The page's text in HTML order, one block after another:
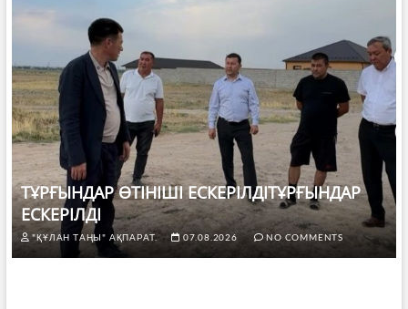
ТҰРҒЫНДАР ӨТІНІШІ ЕСКЕРІЛДІТҰРҒЫНДАР
ЕСКЕРІЛДІ
"ҚҰЛАН ТАҢЫ" АҚПАРАТ. 07.08.2026 NO COMMENTS